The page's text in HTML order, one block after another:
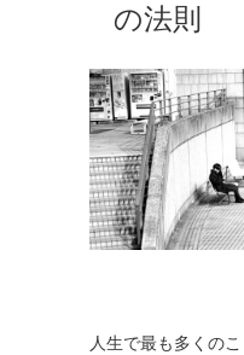
の法則
人生で最も多くの